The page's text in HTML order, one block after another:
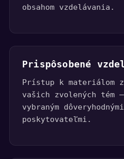
obsahom vzdelávania.
Prispôsobené
Prístup k materiálom
vašich zvolených tém
vybraným
poskytovateľmi.